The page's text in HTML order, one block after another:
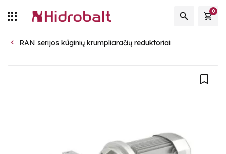
0
RAN serijos kūginių krumpliaračių reduktoriai